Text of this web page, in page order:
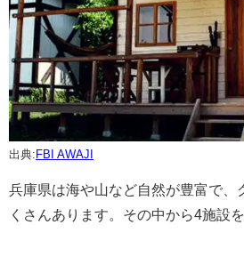
出典:FBI AWAJI
兵庫県は海や山など自然が豊富で、
くさんあります。その中から4施設